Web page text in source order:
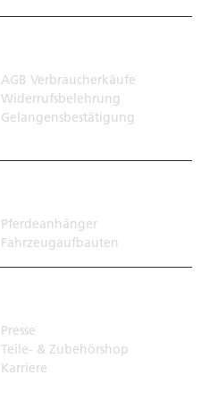
AGB Verbraucherkäufe
Widerrufsbelehrung
Gelangensbestätigung
Pferdeanhänger
Fahrzeugaufbauten
Presse
Teile- & Zubehörshop
Karriere